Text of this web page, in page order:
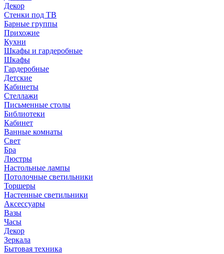
Декор
Стенки под ТВ
Барные группы
Прихожие
Кухни
Шкафы и гардеробные
Шкафы
Гардеробные
Детские
Кабинеты
Стеллажи
Письменные столы
Библиотеки
Кабинет
Ванные комнаты
Свет
Бра
Люстры
Настольные лампы
Потолочные светильники
Торшеры
Настенные светильники
Аксессуары
Вазы
Часы
Декор
Зеркала
Бытовая техника